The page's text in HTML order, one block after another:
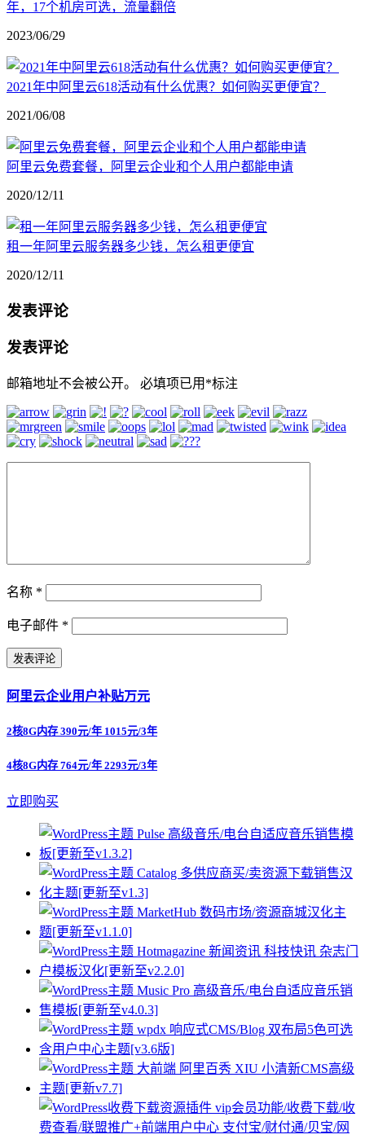
年，17个机房可选，流量翻倍
2023/06/29
2021年中阿里云618活动有什么优惠？如何购买更便宜？
2021/06/08
阿里云免费套餐，阿里云企业和个人用户都能申请
2020/12/11
租一年阿里云服务器多少钱，怎么租更便宜
2020/12/11
发表评论
发表评论
邮箱地址不会被公开。 必填项已用 *标注
名称 *
电子邮件 *
阿里云企业用户补贴万元
2核8G内存 390元/年 1015元/3年
4核8G内存 764元/年 2293元/3年
立即购买